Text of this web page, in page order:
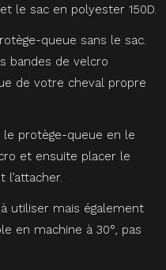
le sac en polyester 150D.
queue sans le sac.
bandes de velcro
de votre cheval propre
protège-queue en le
et ensuite placer le
utiliser mais également
en machine à 30°, pas